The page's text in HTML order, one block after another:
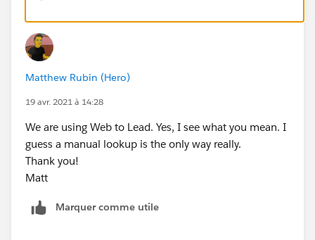
Matthew Rubin (Hero)
19 avr. 2021 à 14:28
We are using Web to Lead. Yes, I see what you mean. I
guess a manual lookup is the only way really.
Thank you!
Matt
Marquer comme utile